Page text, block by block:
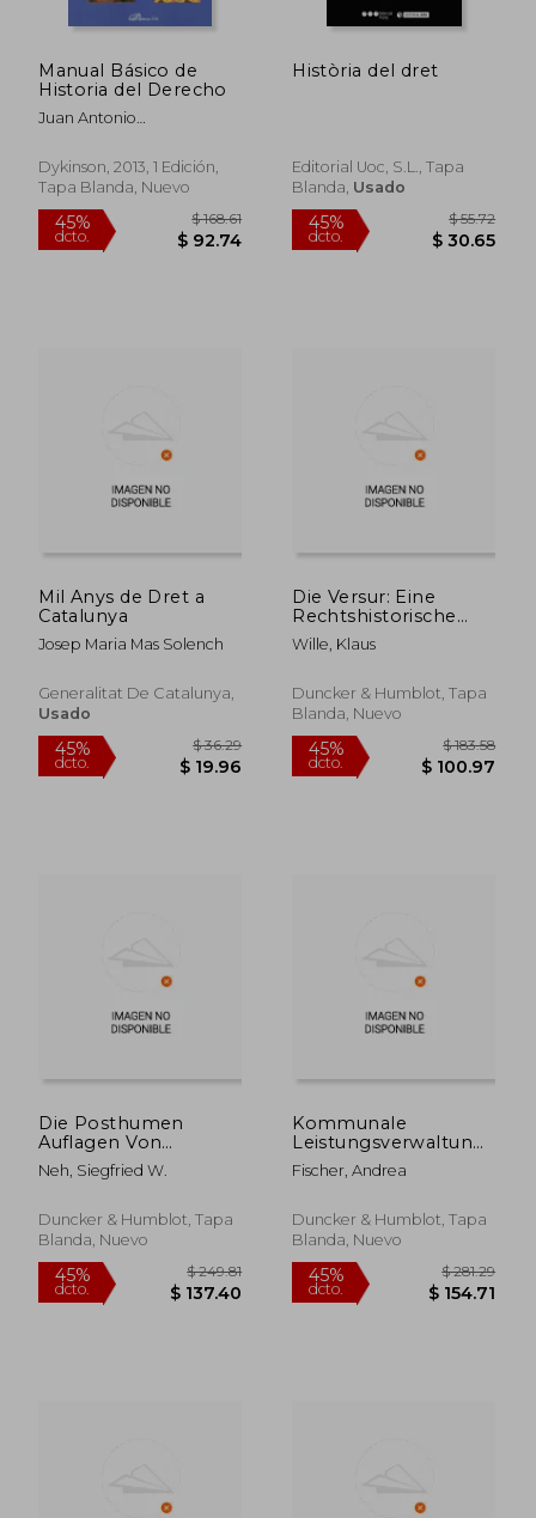
$ 12.50
Manual Básico de
Historia del Derecho
Juan Antonio
Fernández,José María
García Marín
Dykinson, 2013, 1 Edición,
Tapa Blanda, Nuevo
45%
dcto. $ 92.74
Història del dret
Editorial Uoc, S.L., Tapa
Blanda, Usado
45%
dcto. $
Mil Anys de Dret a
Catalunya
Josep Maria Mas Solench
Generalitat De Catalunya,
Usado
45% $ 36.29
Die Versur: Eine
Rechtshistorische
Abhandlung Uber Die
Zinskapitalisierung
Alemán)
Wille, Klaus
Duncker & Humblot, Tapa
Blanda, Nuevo
45% $
Die Posthumen
Auflagen Von
Feuerbachs
Lehrbuch: Zu Der
Mittermaiers Und
Seinem
(en Alemán)
Neh, Siegfried W.
Duncker & Humblot, Tapa
Blanda, Nuevo
Kommunale
Leistungsverwaltung
Im 19. Jahrhundert:
Frankfurt Am Main
Schwarzenstein 1868
Bis 188 (en Alemán)
Fischer, Andrea
Duncker & Humblot, Tapa
Blanda, Nuevo